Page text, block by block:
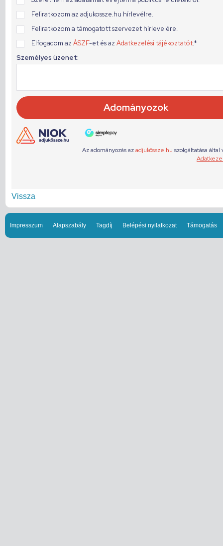
Vissza
Impresszum Alapszabály Tagdíj Belépési nyilatkozat Támogatás